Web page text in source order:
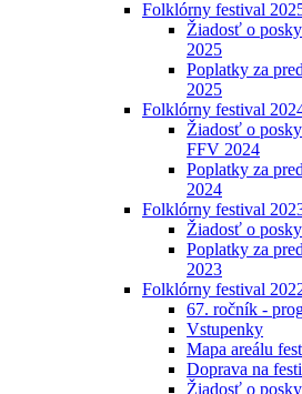
Folklórny festival
Žiadosť o
2025
Poplatky za
2025
Folklórny festival
Žiadosť o
FFV 2024
Poplatky za
2024
Folklórny festival
Žiadosť o
Poplatky za
2023
Folklórny festival
67. ročník -
Vstupenky
Mapa areálu
Doprava na
Žiadosť o